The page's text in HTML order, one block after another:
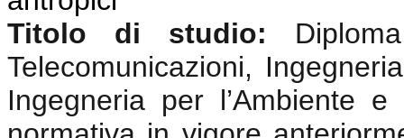
Titolo di studio:
Telecomunicazioni,
Ingegneria per l’Ambiente